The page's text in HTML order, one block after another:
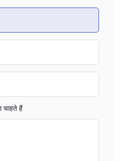
की अनुपस्थिति और लाइसेंस प्रकार के रूप में
स्थिति के संबंध में अस्पष्टता में योगदान करते
और सूचकांकों में व्यापार प्रदान करता
चाहते हैं